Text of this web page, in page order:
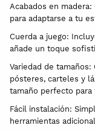
Acabados en
para adaptarse a tu
Cuerda a juego:
añade un toque
Variedad de
pósteres, carteles y
tamaño perfecto para
Fácil instalación:
herramientas